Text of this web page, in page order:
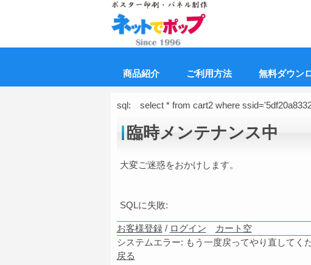
商品紹介 ご利用方法 無料ダウン
sql: select * from cart2 where
臨時メンテナンス中
大変ご迷惑をおかけします。
SQLに失敗:
お客様登録/ ログイン
カート空
システムエラー: もう一度戻ってやり直してくだ
戻る